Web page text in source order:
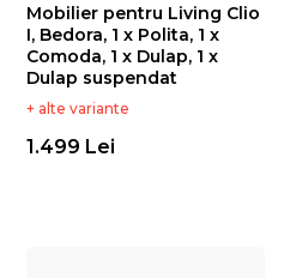
Mobilier pentru Living Clio
I, Bedora, 1 x Polita, 1 x
Comoda, 1 x Dulap, 1 x
Dulap suspendat
+ alte variante
1.499 Lei